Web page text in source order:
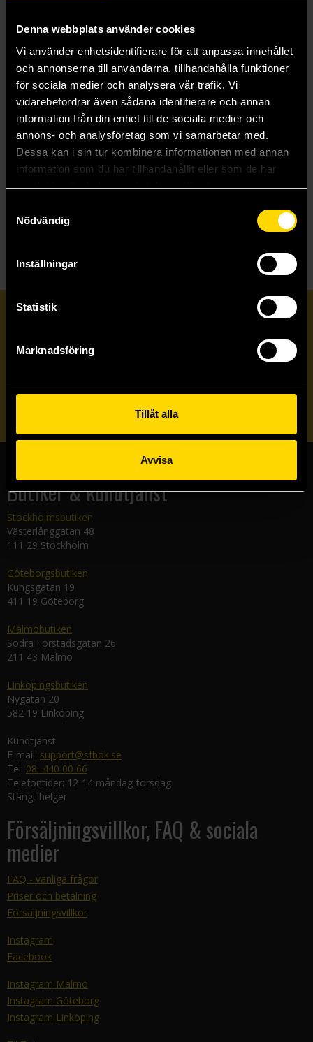
Denna webbplats använder cookies
Vi använder enhetsidentifierare för att anpassa innehållet
och annonserna till användarna, tillhandahålla funktioner
för sociala medier och analysera vår trafik. Vi
vidarebefordrar även sådana identifierare och annan
information från din enhet till de sociala medier och
annons- och analysföretag som vi samarbetar med.
Dessa kan i sin tur kombinera informationen med annan
information som du har tillhandahållit eller som de har
samlat in när du har använt deras tjänster.
Nödvändig
Inställningar
Statistik
Marknadsföring
Tillåt alla
Avvisa
Pojken med den hemliga superkraften
Tolá Okogwu
24 kr Ord.199 kr
Beställ
Prenumerera på vårt nyhetsbrev
Butiker & kundtjänst
Stockholmsbutiken
Västerlånggatan 48
111 29 Stockholm
Göteborgsbutiken
Kungsgatan 19
411 19 Göteborg
Malmöbutiken
Södra Förstadsgatan 26
211 43 Malmö
Linköpingsbutiken
Nygatan 20
582 19 Linköping
Kundtjänst
E-mail: support@sfbok.se
Tel: 08–440 00 66
Telefontider: 12-14 måndag-torsdag
Stängt helger
Försäljningsvillkor, FAQ & sociala
medier
FAQ - vanliga frågor
Priser och betalning
Försäljningsvillkor
Instagram
Facebook
Instagram Malmö
Instagram Göteborg
Instagram Linköping